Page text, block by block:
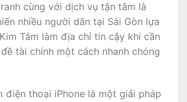
cùng với dịch vụ tận tâm là
nhiều người dân tại Sài Gòn lựa
Tâm làm địa chỉ tin cậy khi cần
tài chính một cách nhanh chóng
điện thoại iPhone là một giải pháp